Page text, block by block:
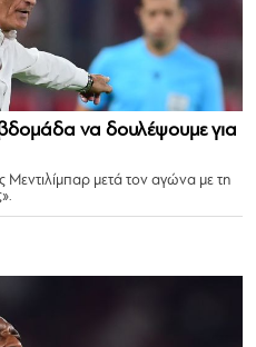
να δουλέψουμε για
μετά τον αγώνα με τη